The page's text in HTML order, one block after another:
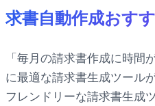
求書自動作成おす
「毎月の請求書作成に時間
に最適な請求書生成ツール
フレンドリーな請求書生成